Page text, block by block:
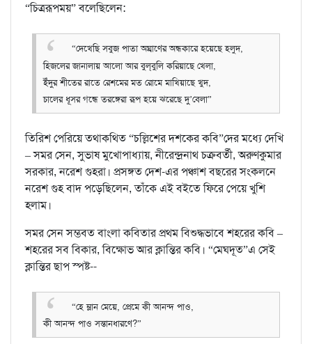
“চিত্ররূপময়” বলেছিলেন:
“দেখেছি সবুজ পাতা অঘ্রাণের অন্ধকারে হয়েছে হলুদ,
হিজলের জানালায় আলো আর বুল্‌বুলি করিয়াছে খেলা,
ইঁদুর শীতের রাতে রেশমের মত রোমে মাখিয়াছে খুদ,
চালের ধূসর গন্ধে তরঙ্গেরা রূপ হয়ে ঝরেছে দু’বেলা”
তিরিশ পেরিয়ে তথাকথিত “চল্লিশের দশকের কবি”দের মধ্যে দেখি
– সমর সেন, সুভাষ মুখোপাধ্যায়, নীরেন্দ্রনাথ চক্রবর্তী, অরুণকুমার
সরকার, নরেশ গুহরা। প্রসঙ্গত দেশ-এর পঞ্চাশ বছরের সংকলনে
নরেশ গুহ বাদ পড়েছিলেন, তাঁকে এই বইতে ফিরে পেয়ে খুশি
হলাম।
সমর সেন সম্ভবত বাংলা কবিতার প্রথম বিশুদ্ধভাবে শহরের কবি –
শহরের সব বিকার, বিক্ষোভ আর ক্লান্তির কবি। “মেঘদূত”এ সেই
ক্লান্তির ছাপ স্পষ্ট--
“হে ম্লান মেয়ে, প্রেমে কী আনন্দ পাও,
কী আনন্দ পাও সন্তানধারণে?”